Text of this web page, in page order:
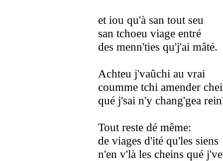
et iou qu'à san tout seu
san tchoeu viage entré
des menn'ties qu'j'ai mâté.
Achteu j'vaûchi au vrai
coumme tchi amender
qué j'sai n'y chang'gea
Tout reste dé même:
de viages d'ité qu'les siens
n'en v'là les cheins qué